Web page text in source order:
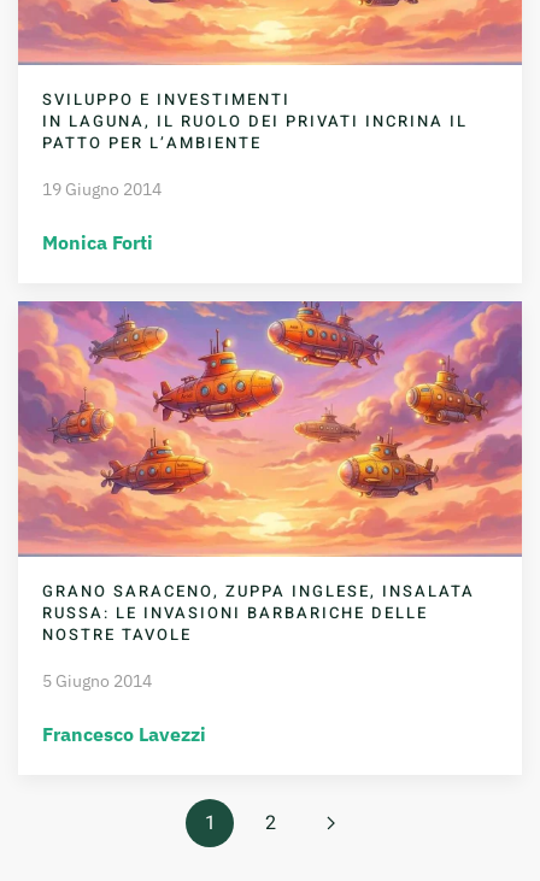
SVILUPPO E INVESTIMENTI
IN LAGUNA, IL RUOLO DEI PRIVATI INCRINA IL
PATTO PER L’AMBIENTE
19 Giugno 2014
Monica Forti
GRANO SARACENO, ZUPPA INGLESE, INSALATA
RUSSA: LE INVASIONI BARBARICHE DELLE
NOSTRE TAVOLE
5 Giugno 2014
Francesco Lavezzi
1 2